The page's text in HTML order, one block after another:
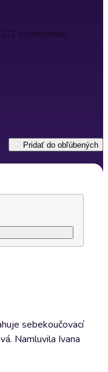
2(1 hodnotenie)
Pridať do obľúbených
sebekoučovací
Namluvila Ivana